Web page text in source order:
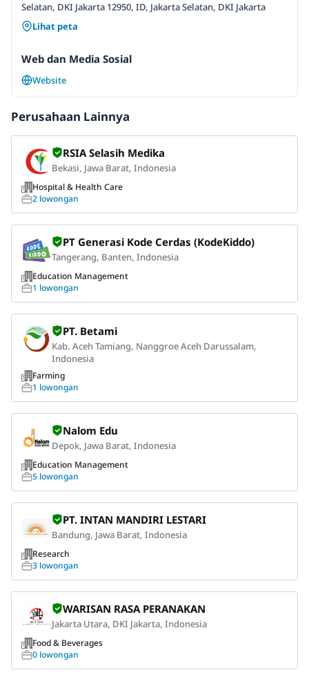
Selatan, DKI Jakarta 12950, ID, Jakarta Selatan, DKI Jakarta
Lihat peta
Web dan Media Sosial
Website
Perusahaan Lainnya
RSIA Selasih Medika
Bekasi, Jawa Barat, Indonesia
Hospital & Health Care
2 lowongan
PT Generasi Kode Cerdas (KodeKiddo)
Tangerang, Banten, Indonesia
Education Management
1 lowongan
PT. Betami
Kab. Aceh Tamiang, Nanggroe Aceh Darussalam,
Indonesia
Farming
1 lowongan
Nalom Edu
Depok, Jawa Barat, Indonesia
Education Management
5 lowongan
PT. INTAN MANDIRI LESTARI
Bandung, Jawa Barat, Indonesia
Research
3 lowongan
WARISAN RASA PERANAKAN
Jakarta Utara, DKI Jakarta, Indonesia
Food & Beverages
0 lowongan